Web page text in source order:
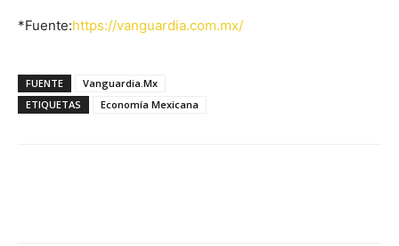
*Fuente:https://vanguardia.com.mx/
FUENTE
Vanguardia.Mx
ETIQUETAS
Economía Mexicana